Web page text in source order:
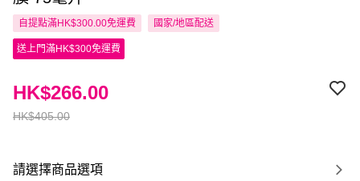
自提點滿HK$300.00免運費 國家/地區配送
送上門滿HK$300免運費
HK$405.00
HK$266.00
請選擇商品選項